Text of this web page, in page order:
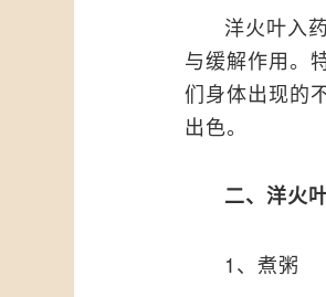
洋火叶入
与缓解作用。
们身体出现的
出色。
二、洋火
1、煮粥